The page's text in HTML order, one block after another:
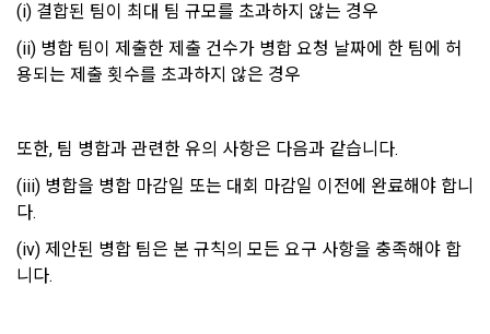
링 용도로 "사이트" 운영자가 ‘데이콘 인재풀 등록’ 정보를 열람
하도록 할 수 있다.
제 9 조 (구매신청 및 개인정보 제공 동의 등)
1. “회원”은 “사이트” 상에서 다음 또는 이와 유사한 방법에 의하
여 구매를 신청하며, “회사”는 이용자가 구매 신청을 함에 있어
가. 재화 및 서비스 등의 검색 및 선택
나. 회원의 성명, 주소, 전화번호, 전자우편주소(또는 이동전화번
및 서비스의 배송을 위하여 개인정보를 이용합니다.
프로모션 목적으로 개인정보를 이용합니다.
개인정보를 이용합니다.
(i) 결합된 팀이 최대 팀 규모를 초과하지 않는 경우
(ii) 병합 팀이 제출한 제출 건수가 병합 요청 날짜에 한 팀에 허
용되는 제출 횟수를 초과하지 않은 경우
또한, 팀 병합과 관련한 유의 사항은 다음과 같습니다.
(iii) 병합을 병합 마감일 또는 대회 마감일 이전에 완료해야 합니
다.
(iv) 제안된 병합 팀은 본 규칙의 모든 요구 사항을 충족해야 합
니다.